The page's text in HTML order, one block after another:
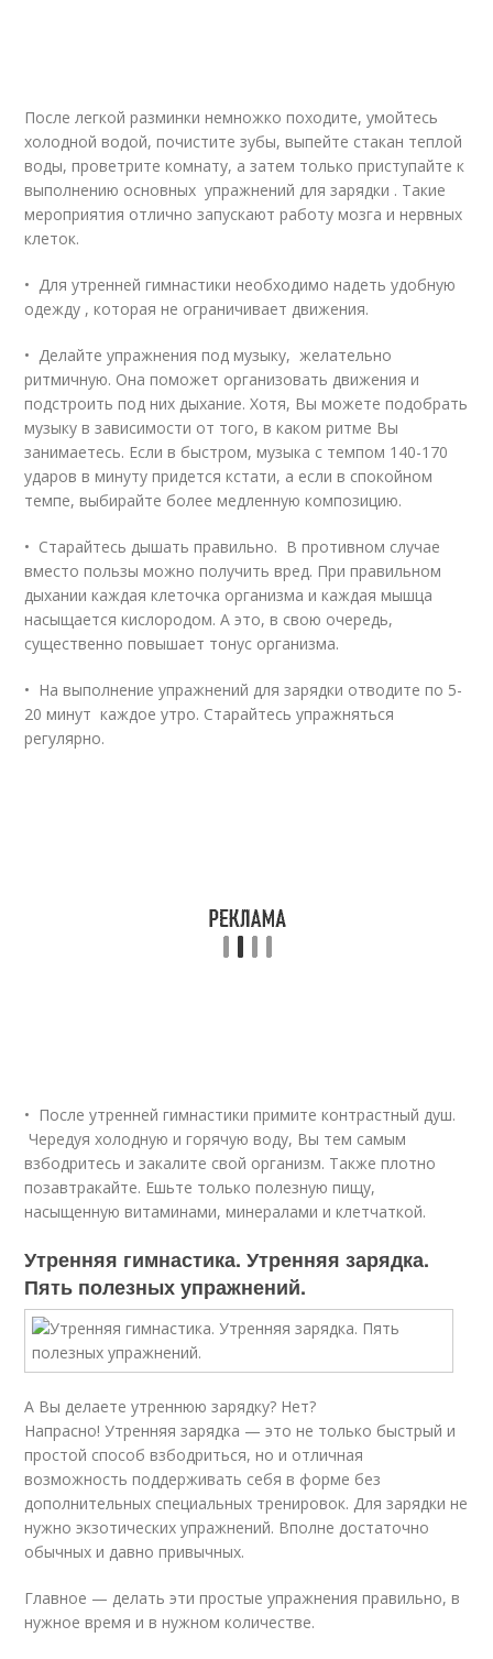
После легкой разминки немножко походите, умойтесь
холодной водой, почистите зубы, выпейте стакан теплой
воды, проветрите комнату, а затем только приступайте к
выполнению основных упражнений для зарядки . Такие
мероприятия отлично запускают работу мозга и нервных
клеток.
• Для утренней гимнастики необходимо надеть удобную
одежду , которая не ограничивает движения.
• Делайте упражнения под музыку, желательно
ритмичную. Она поможет организовать движения и
подстроить под них дыхание. Хотя, Вы можете подобрать
музыку в зависимости от того, в каком ритме Вы
занимаетесь. Если в быстром, музыка с темпом 140-170
ударов в минуту придется кстати, а если в спокойном
темпе, выбирайте более медленную композицию.
• Старайтесь дышать правильно. В противном случае
вместо пользы можно получить вред. При правильном
дыхании каждая клеточка организма и каждая мышца
насыщается кислородом. А это, в свою очередь,
существенно повышает тонус организма.
• На выполнение упражнений для зарядки отводите по 5-
20 минут каждое утро. Старайтесь упражняться
регулярно.
• После утренней гимнастики примите контрастный душ.
Чередуя холодную и горячую воду, Вы тем самым
взбодритесь и закалите свой организм. Также плотно
позавтракайте. Ешьте только полезную пищу,
насыщенную витаминами, минералами и клетчаткой.
Утренняя гимнастика. Утренняя зарядка.
Пять полезных упражнений.
А Вы делаете утреннюю зарядку? Нет?
Напрасно! Утренняя зарядка — это не только быстрый и
простой способ взбодриться, но и отличная
возможность поддерживать себя в форме без
дополнительных специальных тренировок. Для зарядки не
нужно экзотических упражнений. Вполне достаточно
обычных и давно привычных.
Главное — делать эти простые упражнения правильно, в
нужное время и в нужном количестве.